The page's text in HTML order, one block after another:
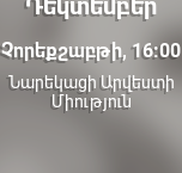
Դեկտեմբեր
Չորեքշաբթի, 16:00
Նարեկացի Արվեստի
Միություն